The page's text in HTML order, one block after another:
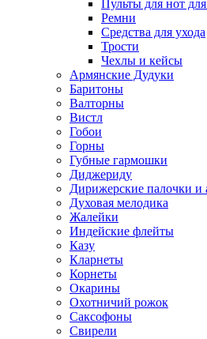
Пульты для нот
Ремни
Средства для ухода
Трости
Чехлы и кейсы
Армянские Дудуки
Баритоны
Валторны
Вистл
Гобои
Горны
Губные гармошки
Диджериду
Дирижерские палочки и
Духовая мелодика
Жалейки
Индейские флейты
Казу
Кларнеты
Корнеты
Окарины
Охотничий рожок
Саксофоны
Свирели